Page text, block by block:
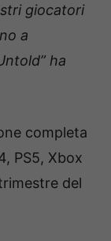
giocatori
a
ha
completa
PS5, Xbox
del